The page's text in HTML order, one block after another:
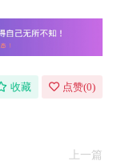
收藏 点赞(0)
上一篇